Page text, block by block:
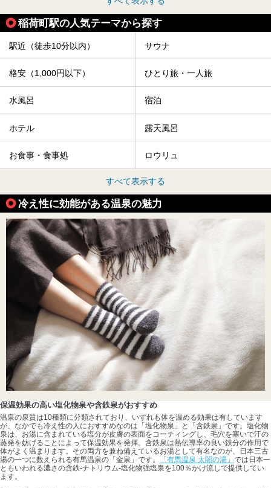
稲荷町駅の人気テーマから探す
駅近（徒歩10分以内） サウナ
格安（1,000円以下） ひとり旅・一人旅
水風呂 宿泊
ホテル 露天風呂
お食事・食事処 ロウリュ
すべて表示する
冷え性に効能がある温泉の魅力
保温効果の高い塩化物泉や含鉄泉がおすすめ
温泉の泉質は10種類に分類されており、いずれも体を温める効果は有しています
が、なかでも冷え性の人におすすめなのは「塩化物泉」と「含鉄泉」です。塩化物
泉は、お湯に含まれている塩分が皮膚の表面をコーティングし、毛穴を塞いで汗の
蒸発を妨げることによって保温効果を発揮。含鉄泉は熱伝導率の良い鉄分の作用で
体がよく温まります。その両方を兼ね備えているお湯として有名なのが、日本三古
湯の一つに数えられる有馬温泉の「金泉」です。
「有馬温泉 太閤の湯」 では日本一
ともいわれる濃さの含鉄-ナトリウム-塩化物強塩泉を100％かけ流しで提供してい
ます。